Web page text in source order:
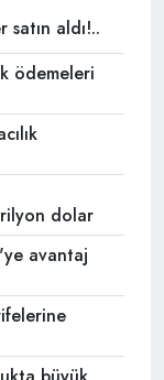
satın aldı!..
ödemeleri
dolar
avantaj